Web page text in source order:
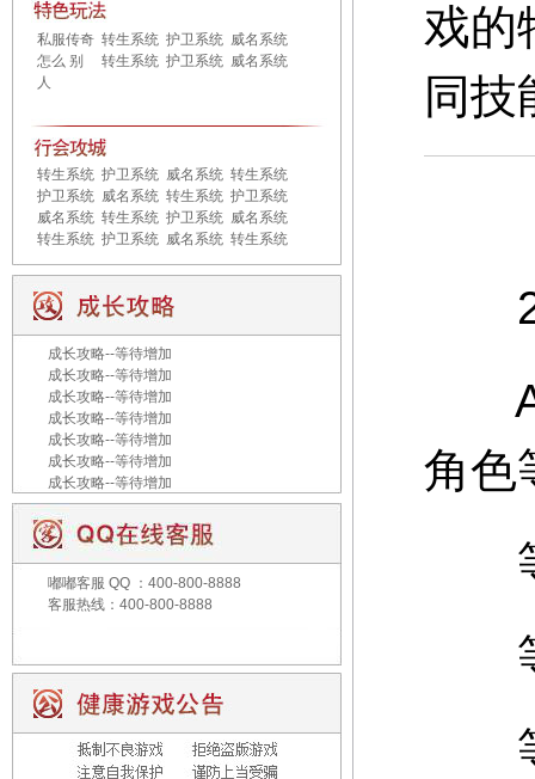
私服传奇
怎么 别
人
转生系统 护卫系统 威名系统
转生系统 护卫系统 威名系统
转生系统 护卫系统 威名系统 转生系统
护卫系统 威名系统 转生系统 护卫系统
威名系统 转生系统 护卫系统 威名系统
转生系统 护卫系统 威名系统 转生系统
成长攻略--等待增加
成长攻略--等待增加
成长攻略--等待增加
成长攻略--等待增加
成长攻略--等待增加
成长攻略--等待增加
成长攻略--等待增加
嘟嘟客服 QQ ：400-800-8888
客服热线：400-800-8888
戏的
同技
2
A
角色
等
等
等